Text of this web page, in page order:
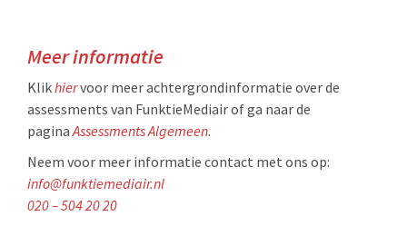
Meer informatie
Klikhiervoor meer achtergrondinformatie over de
assessments van FunktieMediair of ga naar de
paginaAssessments Algemeen.
Neem voor meer informatie contact met ons op:
info@funktiemediair.nl
020 – 504 20 20